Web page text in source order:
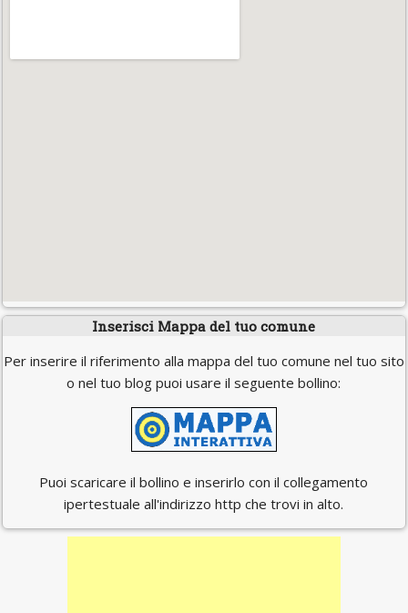
Inserisci Mappa del tuo comune
Per inserire il riferimento alla mappa del tuo comune nel tuo sito
o nel tuo blog puoi usare il seguente bollino:
Puoi scaricare il bollino e inserirlo con il collegamento
ipertestuale all'indirizzo http che trovi in alto.